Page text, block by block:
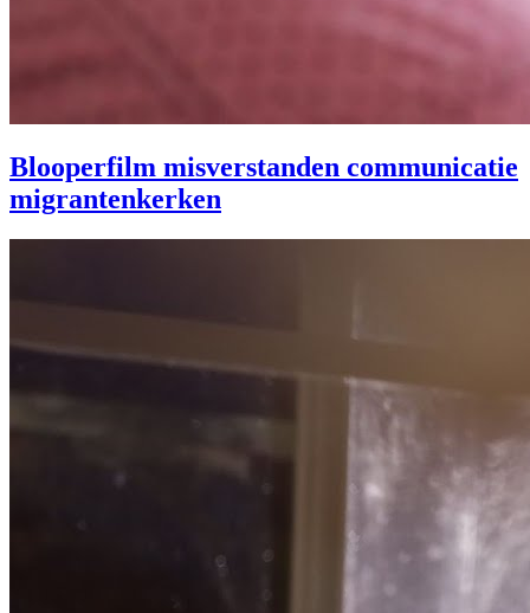
Blooperfilm misverstanden communicatie
migrantenkerken